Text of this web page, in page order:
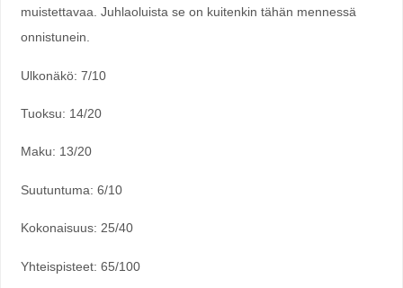
muistettavaa. Juhlaoluista se on kuitenkin tähän mennessä
onnistunein.
Ulkonäkö: 7/10
Tuoksu: 14/20
Maku: 13/20
Suutuntuma: 6/10
Kokonaisuus: 25/40
Yhteispisteet: 65/100